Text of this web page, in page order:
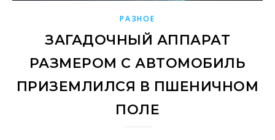
РАЗНОЕ
ЗАГАДОЧНЫЙ АППАРАТ
РАЗМЕРОМ С АВТОМОБИЛЬ
ПРИЗЕМЛИЛСЯ В ПШЕНИЧНОМ
ПОЛЕ